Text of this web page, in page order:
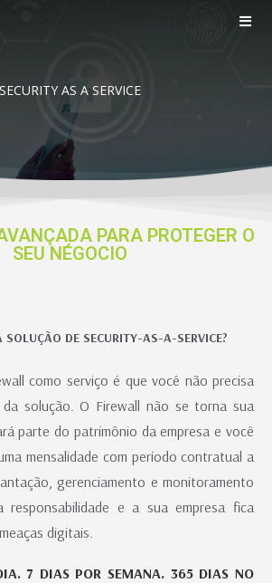
SECURITY AS A SERVICE
PARA PROTEGER O
SEU NÉGOCIO
DE SECURITY-AS-A-SERVICE?
como serviço é que você não precisa
solução. O Firewall não se torna sua
parte do patrimônio da empresa e você
mensalidade com período contratual a
gerenciamento e monitoramento
responsabilidade e a sua empresa fica
digitais.
7 DIAS POR SEMANA. 365 DIAS NO